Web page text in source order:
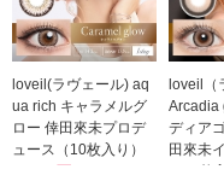
loveil(ラヴェール) aq
ua rich キャラメルグ
ロー 倖田來未プロデ
ュース（10枚入り）
loveil（
Arcadia
ディア
田來未
（10枚